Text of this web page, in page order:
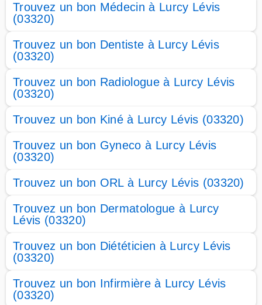
Trouvez un bon Médecin à Lurcy Lévis
(03320)
Trouvez un bon Dentiste à Lurcy Lévis
(03320)
Trouvez un bon Radiologue à Lurcy Lévis
(03320)
Trouvez un bon Kiné à Lurcy Lévis (03320)
Trouvez un bon Gyneco à Lurcy Lévis
(03320)
Trouvez un bon ORL à Lurcy Lévis (03320)
Trouvez un bon Dermatologue à Lurcy
Lévis (03320)
Trouvez un bon Diététicien à Lurcy Lévis
(03320)
Trouvez un bon Infirmière à Lurcy Lévis
(03320)